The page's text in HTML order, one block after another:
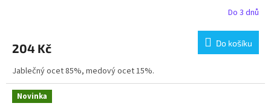
Do 3 dnů
204 Kč Do košíku
Jablečný ocet 85%, medový ocet 15%.
Novinka